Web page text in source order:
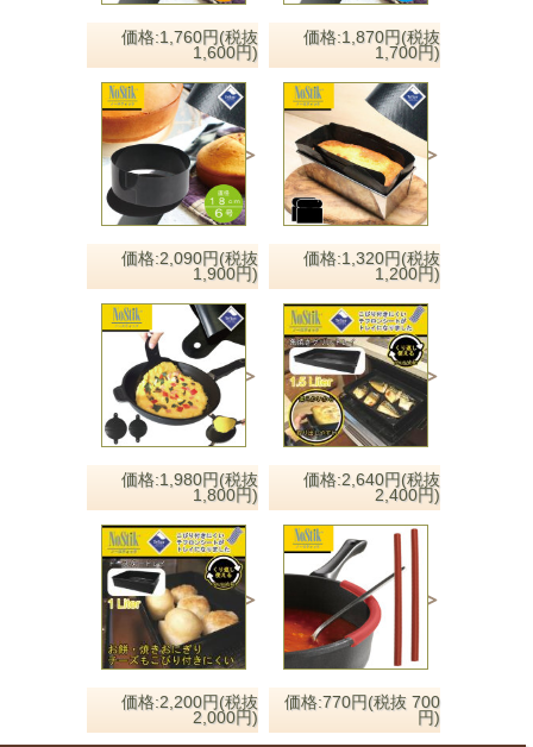
価格:1,760円(税抜
1,600円)
価格:1,870円(税抜
1,700円)
価格:2,090円(税抜
1,900円)
価格:1,320円(税抜
1,200円)
価格:1,980円(税抜
1,800円)
価格:2,640円(税抜
2,400円)
価格:2,200円(税抜
2,000円)
価格:770円(税抜 700
円)